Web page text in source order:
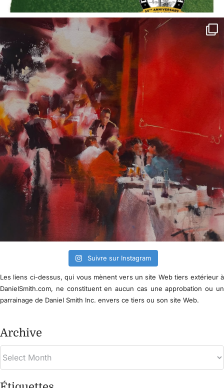
Suivre sur Instagram
Les liens ci-dessus, qui vous mènent vers un site Web tiers extérieur à
DanielSmith.com, ne constituent en aucun cas une approbation ou un
parrainage de Daniel Smith Inc. envers ce tiers ou son site Web.
Archive